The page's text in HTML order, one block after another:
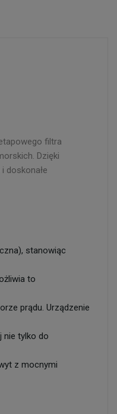
filtra
Dzięki
doskonałe
stanowiąc
to
prądu. Urządzenie
nie tylko do
z mocnymi